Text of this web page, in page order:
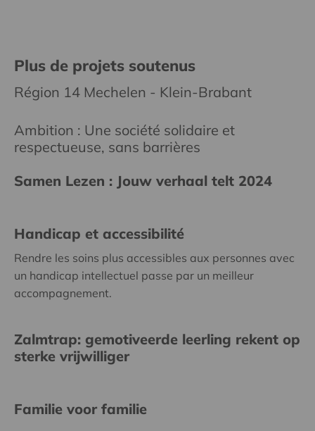
Plus de projets soutenus
Région 14 Mechelen - Klein-Brabant
Ambition : Une société solidaire et
respectueuse, sans barrières
Samen Lezen : Jouw verhaal telt 2024
Handicap et accessibilité
Rendre les soins plus accessibles aux personnes avec
un handicap intellectuel passe par un meilleur
accompagnement.
Zalmtrap: gemotiveerde leerling rekent op
sterke vrijwilliger
Familie voor familie